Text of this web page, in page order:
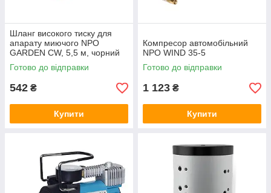
Шланг високого тиску для
апарату миючого NPO
GARDEN CW, 5,5 м, чорний
Готово до відправки
542 ₴
Купити
Компресор автомобільний
NPO WIND 35-5
Готово до відправки
1 123 ₴
Купити